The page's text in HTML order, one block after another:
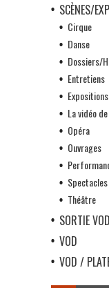
SCÈNES/
Cirque
Danse
Dossiers/
Entretiens
Expositions
La vidéo
Opéra
Ouvrages
Théâtre
SORTIE VOD
VOD
VOD /